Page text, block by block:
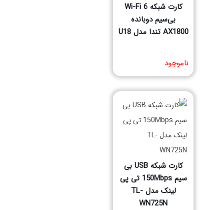
کارت شبکه Wi-Fi 6
بی‌سیم دوبانده
AX1800 تندا مدل U18
ناموجود
مشخصات فنی محصول
کارت شبکه USB بی
سیم 150Mbps تی پی
لینک مدل TL-
WN725N